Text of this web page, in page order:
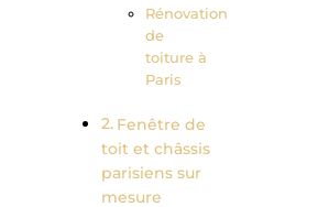
Rénovation
de
toiture à
Paris
Fenêtre de
toit et châssis
parisiens sur
mesure